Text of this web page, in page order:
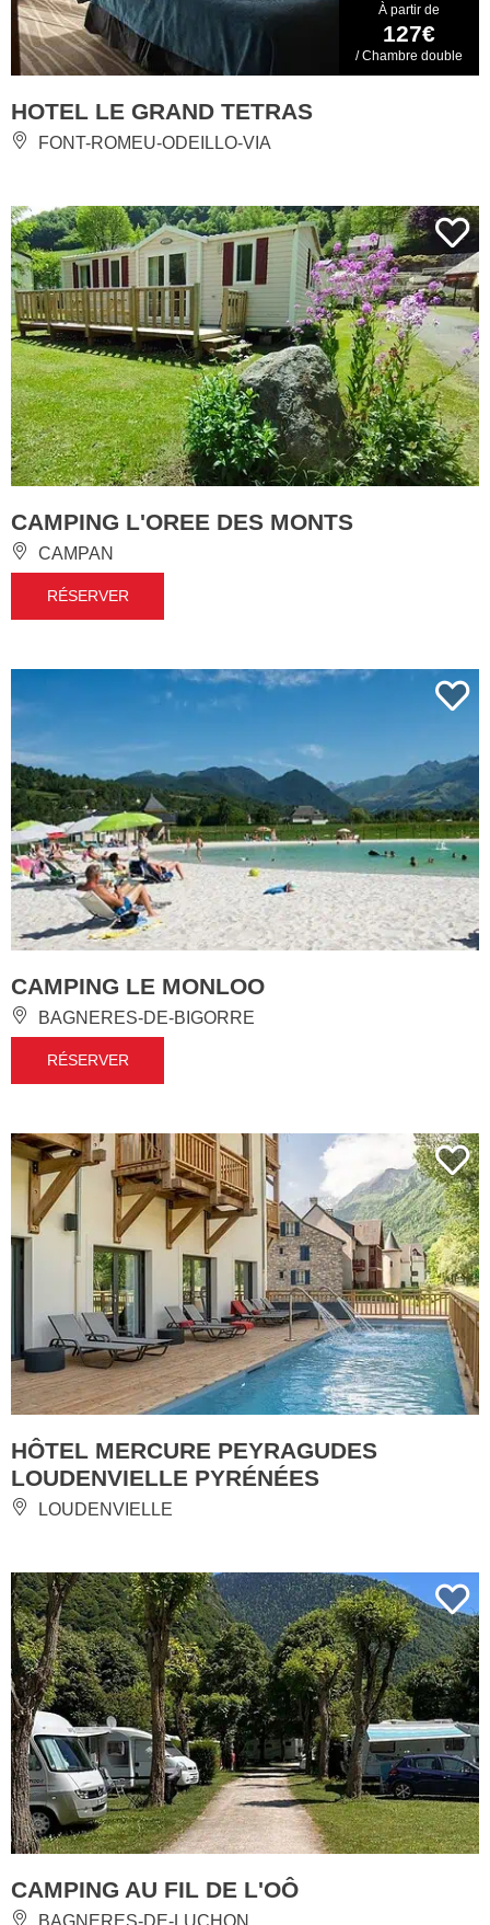
À partir de
127€
/ Chambre double
HOTEL LE GRAND TETRAS
FONT-ROMEU-ODEILLO-VIA
CAMPING L'OREE DES MONTS
CAMPAN
RÉSERVER
CAMPING LE MONLOO
BAGNERES-DE-BIGORRE
RÉSERVER
HÔTEL MERCURE PEYRAGUDES
LOUDENVIELLE PYRÉNÉES
LOUDENVIELLE
CAMPING AU FIL DE L'OÔ
BAGNERES-DE-LUCHON